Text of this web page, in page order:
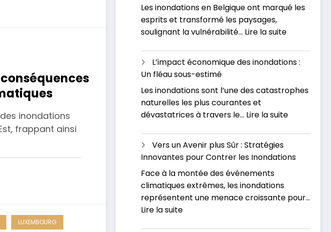
conséquences
inondations
frappant ainsi
LUXEMBOURG
augmentation
des
inondations
nos
Les inondations en Belgique ont marqué les
esprits et transformé les paysages,
soulignant la vulnérabilité… Lire la suite:
en
:
les
se
L’impact économique des inondations :
Un fléau sous-estimé
Les inondations sont l’une des catastrophes
naturelles les plus courantes et
dévastatrices à travers le… Lire la suite:
fléau
Vers un Avenir plus Sûr : Stratégies
Innovantes pour Contrer les Inondations
Face à la montée des événements
climatiques extrêmes, les inondations
représentent une menace croissante pour…
Lire la suite: